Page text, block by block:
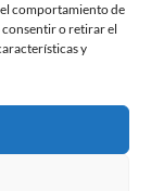
comportamiento de
consentir o retirar el
y